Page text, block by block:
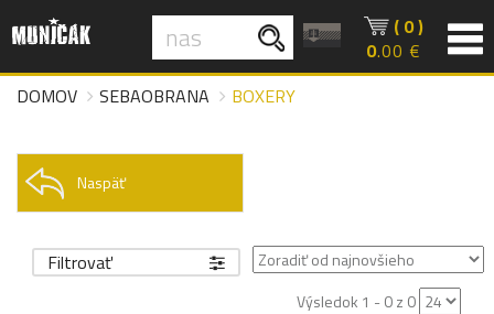
( 0 )
0.00 €
DOMOV
SEBAOBRANA BOXERY
Naspäť
Filtrovať
Výsledok 1 - 0 z 0